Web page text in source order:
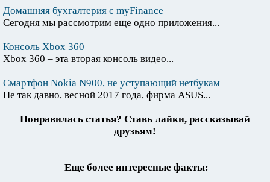
Домашняя бухгалтерия с myFinance
Сегодня мы рассмотрим еще одно приложения...
Консоль Xbox 360
Xbox 360 – эта вторая консоль видео...
Смартфон Nokia N900, не уступающий нетбукам
Не так давно, весной 2017 года, фирма ASUS...
Понравилась статья? Ставь лайки, рассказывай
друзьям!
Еще более интересные факты: